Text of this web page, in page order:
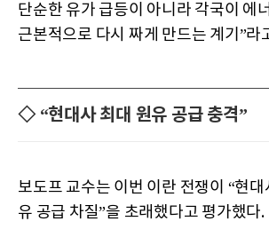
단순한 유가 급등이 아니라 각국이 에
근본적으로 다시 짜게 만드는 계기”라
◇ “현대사 최대 원유 공급 충격”
보도프 교수는 이번 이란 전쟁이 “현
유 공급 차질”을 초래했다고 평가했다.